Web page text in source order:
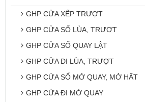
GHP CỬA XẾP TRƯỢT
GHP CỬA SỔ LÙA, TRƯỢT
GHP CỬA SỔ QUAY LẬT
GHP CỬA ĐI LÙA, TRƯỢT
GHP CỬA SỔ MỞ QUAY, MỞ HẤT
GHP CỬA ĐI MỞ QUAY